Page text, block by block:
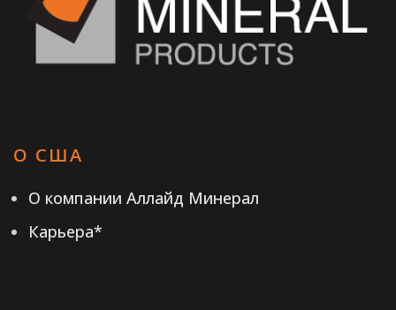
О США
О компании Аллайд Минерал
Карьера*